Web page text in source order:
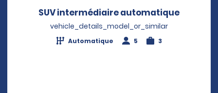
SUV intermédiaire automatique
vehicle_details_model_or_similar
Automatique 5 3